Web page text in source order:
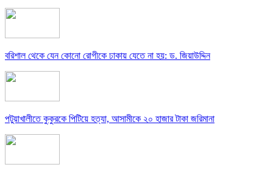
বরিশাল থেকে যেন কোনো রোগীকে ঢাকায় যেতে না হয়: ড. জিয়াউদ্দিন
পটুয়াখালীতে কুকুরকে পিটিয়ে হত্যা, আসামীকে ২০ হাজার টাকা জরিমানা